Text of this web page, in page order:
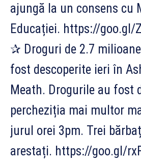
ajungă la un consens cu
Educației. https://goo.gl/
✰ Droguri de 2.7
fost descoperite ieri în
Meath. Drogurile au fost
percheziția mai multor
jurul orei 3pm. Trei
arestați. https://goo.gl/